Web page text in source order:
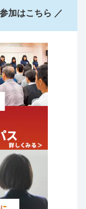
加はこちら ／